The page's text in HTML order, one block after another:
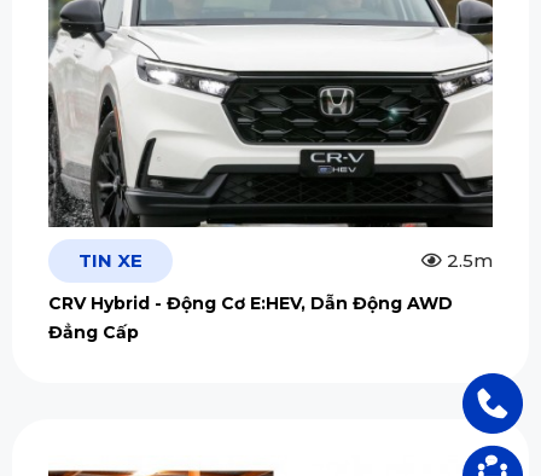
TIN XE 2.5m
CRV Hybrid - Động Cơ E:HEV, Dẫn Động AWD
Đẳng Cấp